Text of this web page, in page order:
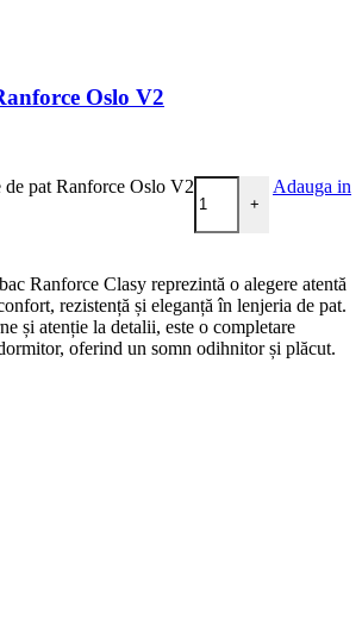
Oslo V2
pat Ranforce Oslo V2
+
Adauga in
Ranforce Clasy reprezintă o alegere atentă
rezistență și eleganță în lenjeria de pat.
și atenție la detalii, este o completare
oferind un somn odihnitor și plăcut.